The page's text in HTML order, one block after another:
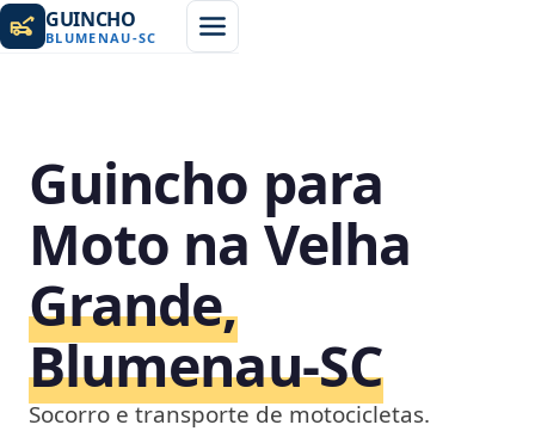
GUINCHO
BLUMENAU-SC
Guincho para
Moto na Velha
Grande,
Blumenau‑SC
Socorro e transporte de motocicletas.